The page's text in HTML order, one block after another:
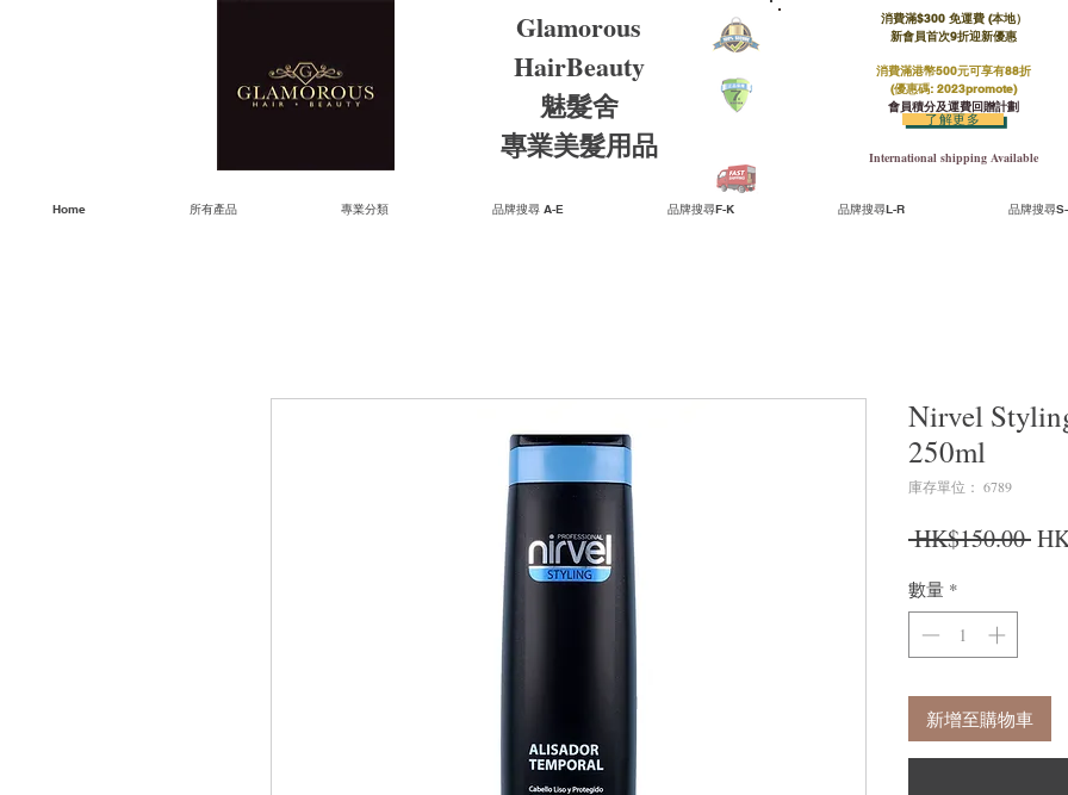
Glamorous
HairBeauty
魅髮舍
​​專業美髮用品
消費滿$300 免運費 (本地）​
新會員首次9折迎新優惠
消費滿港幣500元可享有88折
(優惠碼: 2023promote)
會員積分及運費回贈計劃
International shipping Available
了解更多
Home 所有產品 專業分類 品牌搜尋 A-E 品牌搜尋F-K 品牌搜尋L-R 品牌搜尋
Nirvel
250ml
庫存單位： 6789
HK$150.00 一
數量 *
新增至購物車